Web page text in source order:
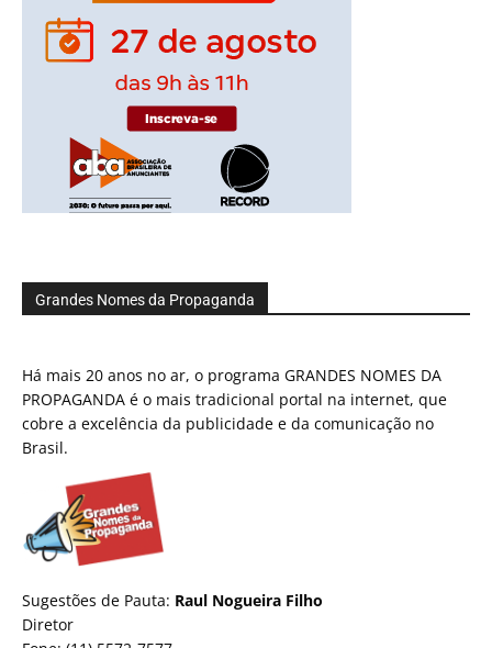
Grandes Nomes da Propaganda
Há mais 20 anos no ar, o programa GRANDES NOMES DA
PROPAGANDA é o mais tradicional portal na internet, que
cobre a excelência da publicidade e da comunicação no
Brasil.
Sugestões de Pauta: Raul Nogueira Filho
Diretor